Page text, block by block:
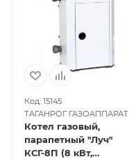
Код: 15145
ТАГАНРОГ ГАЗОАППАРАТ
Котел газовый,
парапетный "Луч"
КСГ-8П (8 кВт,